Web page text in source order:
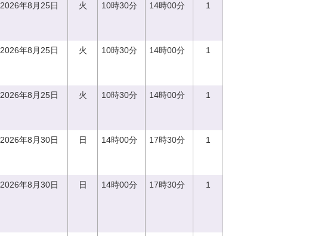
2026年8月25日 火 10時30分 14時00分 1
2026年8月25日 火 10時30分 14時00分 1
2026年8月25日 火 10時30分 14時00分 1
2026年8月30日 日 14時00分 17時30分 1
2026年8月30日 日 14時00分 17時30分 1